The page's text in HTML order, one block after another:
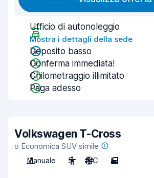
Ufficio di autonoleggio
Mostra i dettagli della sede
Deposito basso
Conferma immediata!
Chilometraggio illimitato
Paga adesso
Volkswagen T-Cross
o Economica SUV simile
Manuale
5 A/C 5